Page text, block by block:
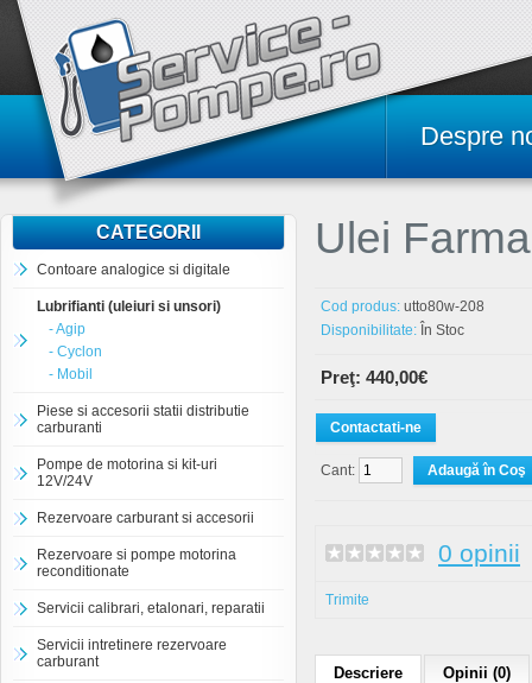
Despre
CATEGORII
Contoare analogice si digitale
Lubrifianti (uleiuri si unsori)
- Agip
- Cyclon
- Mobil
Piese si accesorii statii distributie
carburanti
Pompe de motorina si kit-uri
12V/24V
Rezervoare carburant si accesorii
Rezervoare si pompe motorina
reconditionate
Servicii calibrari, etalonari, reparatii
Servicii intretinere rezervoare
carburant
Ulei
Cod produs: utto80w-208
Disponibilitate: În Stoc
Preţ: 440,00€
Contactati-ne
Cant:
0 opinii
Trimite
Descriere Opinii (0)